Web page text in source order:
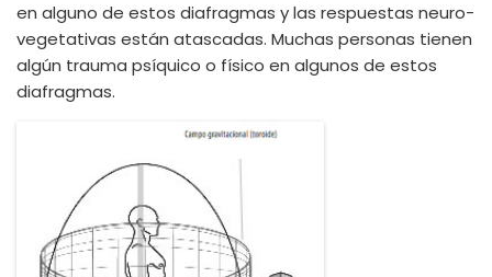
en alguno de estos diafragmas y las respuestas neuro-
vegetativas están atascadas. Muchas personas tienen
algún trauma psíquico o físico en algunos de estos
diafragmas.